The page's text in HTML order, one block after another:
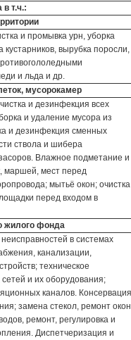
т.ч.:
и промывка урн, уборка
кустарников, вырубка поросли,
и льда и др.
мусорокамер
и дезинфекция всех
и удаление мусора из
и дезинфекция сменных
ствола и шибера
Влажное подметание и
маршей, мест перед
мытьё окон; очистка
перед входом в
жилого фонда
в системах
канализации,
техническое
и их оборудования;
каналов. Консервация
замена стекол, ремонт окон,
ремонт, регулировка и
Диспетчеризация и